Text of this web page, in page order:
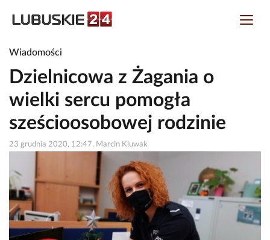
Wiadomości
Dzielnicowa z Żagania o
wielki sercu pomogła
sześcioosobowej rodzinie
23 grudnia 2020, 12:47, Marcin Kluwak